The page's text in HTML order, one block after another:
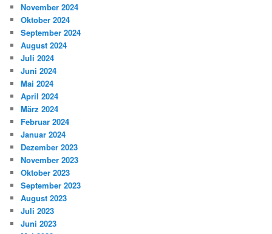
November 2024
Oktober 2024
September 2024
August 2024
Juli 2024
Juni 2024
Mai 2024
April 2024
März 2024
Februar 2024
Januar 2024
Dezember 2023
November 2023
Oktober 2023
September 2023
August 2023
Juli 2023
Juni 2023